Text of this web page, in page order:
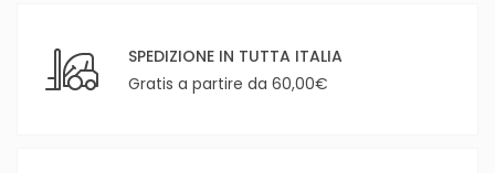
SPEDIZIONE IN TUTTA ITALIA
Gratis a partire da 60,00€